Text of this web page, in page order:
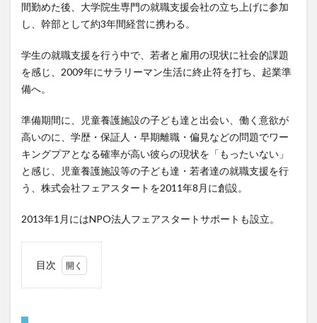
間勤めた後、大学院生専門の就職支援会社の立ち上げに参加
し、幹部として約3年間経営に携わる。
学生の就職支援を行う中で、若者と雇用の現状に社会的課題
を感じ、2009年にサラリーマン生活に終止符を打ち、起業準
備へ。
準備期間に、児童養護施設の子ども達と出会い、働く意欲が
高いのに、学歴・保証人・早期離職・偏見などの問題でワー
キングプアとなる確率が高い彼らの現状を「もったいない」
と感じ、児童養護施設等の子ども達・若者達の就職支援を行
う、株式会社フェアスタートを2011年8月に創設。
2013年1月にはNPO法人フェアスタートサポートも設立。
目次